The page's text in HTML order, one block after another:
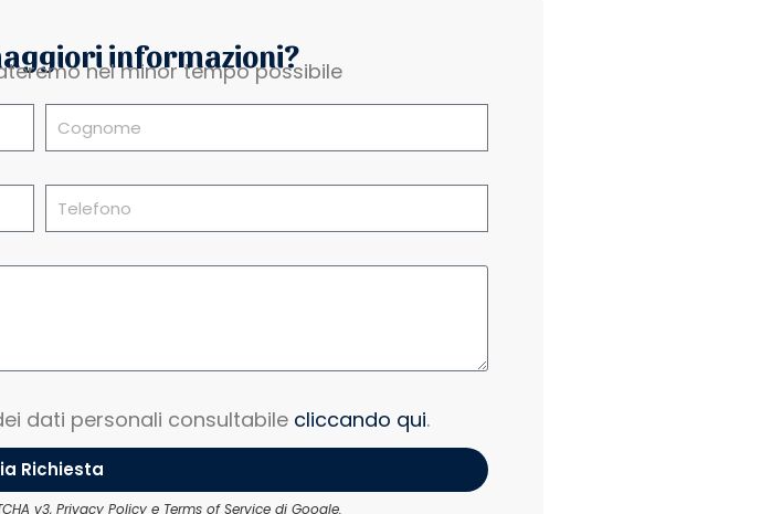
informazioni?
nel minor tempo possibile
dati personali consultabile cliccando qui.
Richiesta
v3,Privacy Policy e Terms of Service di Google.